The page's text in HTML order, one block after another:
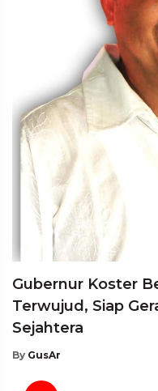
Gubernur Koster
Terwujud, Siap
Sejahtera
By GusAr